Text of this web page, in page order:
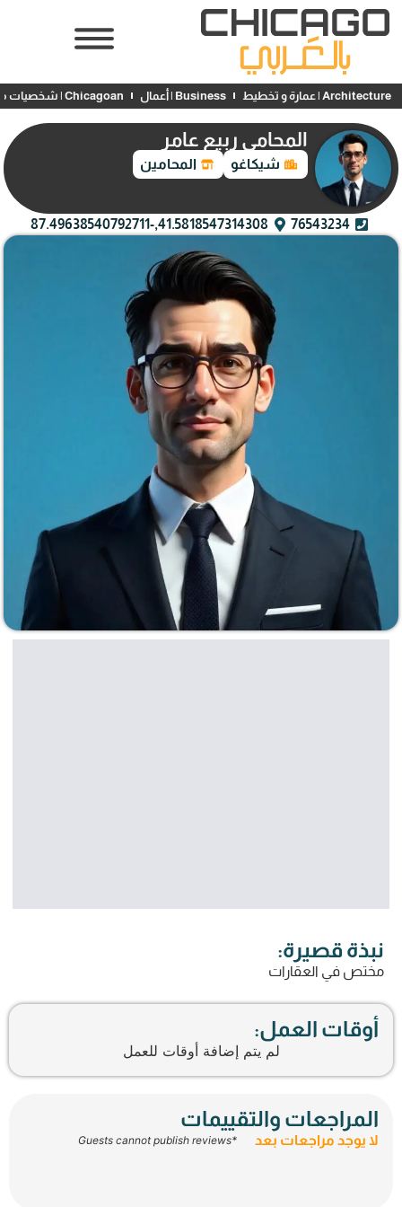
Architecture | عمارة و تخطيط Business | أعمال Chicagoan | شخصيات محلية
المحامي ربيع عامر
شيكاغو المحامين
76543234
41.5818547314308,-87.49638540792711
نبذة قصيرة:
مختص في العقارات
أوقات العمل:
لم يتم إضافة أوقات للعمل
المراجعات والتقييمات
لا يوجد مراجعات بعد *Guests cannot publish reviews